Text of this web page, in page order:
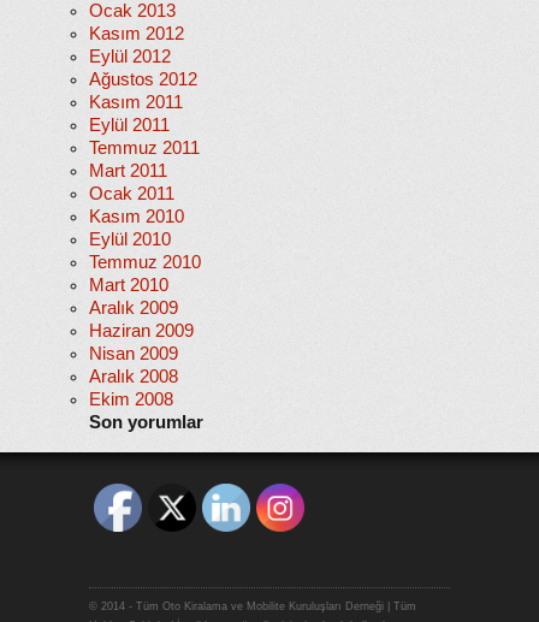
Ocak 2013
Kasım 2012
Eylül 2012
Ağustos 2012
Kasım 2011
Eylül 2011
Temmuz 2011
Mart 2011
Ocak 2011
Kasım 2010
Eylül 2010
Temmuz 2010
Mart 2010
Aralık 2009
Haziran 2009
Nisan 2009
Aralık 2008
Ekim 2008
Son yorumlar
© 2014 - Tüm Oto Kiralama ve Mobilite Kuruluşları Derneği | Tüm